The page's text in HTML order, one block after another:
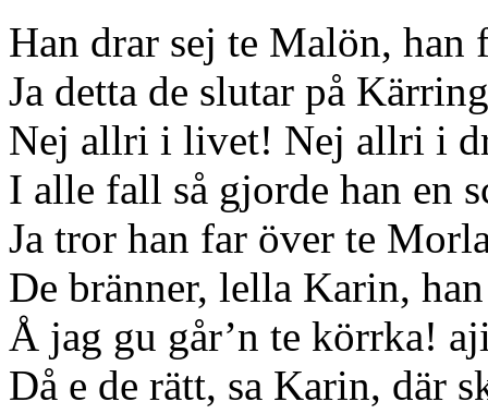
Han drar sej te Malön, han
Ja detta de slutar på
Nej allri i livet! Nej allri i
I alle fall så gjorde han en
Ja tror han far över te
De bränner, lella Karin,
Å jag gu går’n te körrka!
Då e de rätt, sa Karin, där